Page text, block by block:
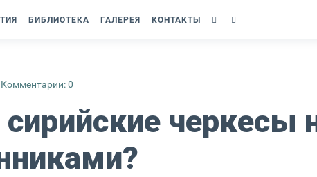
БИБЛИОТЕКА ГАЛЕРЕЯ КОНТАКТЫ
Комментарии: 0
черкесы